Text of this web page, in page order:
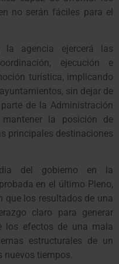
no serán fáciles para el
agencia ejercerá las
ejecución e
turística, implicando
sin dejar de
de la Administración
la posición de
principales destinaciones
del gobierno en la
en el último Pleno,
que los resultados de una
claro para generar
los efectos de una mala
estructurales de un
nuevos tiempos.